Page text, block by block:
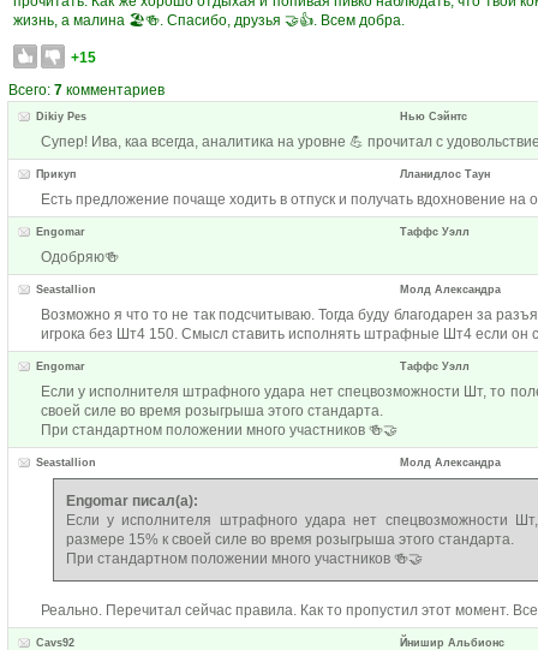
жизнь, а малина 🏖️🍻. Спасибо, друзья 🤝👍. Всем добра.
+15
Всего: 7 комментариев
Dikiy Pes Нью Сэйнтс
Супер! Ива, каа всегда, аналитика на уровне 💪 прочитал с
Прикуп Лланидлос Таун
Есть предложение почаще ходить в отпуск и получать вдохновение на
Engomar Таффс Уэлл
Одобряю🍻
Seastallion Молд Александра
Возможно я что то не так подсчитываю. Тогда буду благодарен за
игрока без Шт4 150. Смысл ставить исполнять штрафные Шт4 если он
Engomar Таффс Уэлл
Если у исполнителя штрафного удара нет спецвозможности Шт, то
своей силе во время розыгрыша этого стандарта.
При стандартном положении много участников 🍻🤝
Seastallion Молд Александра
Engomar писал(а):
Если у исполнителя штрафного удара нет спецвозможности
размере 15% к своей силе во время розыгрыша этого стандарта.
При стандартном положении много участников 🍻🤝
Реально. Перечитал сейчас правила. Как то пропустил этот момент.
Cavs92 Йнишир Альбионс